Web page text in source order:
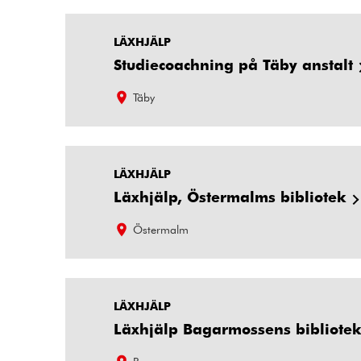
LÄXHJÄLP
Studiecoachning på Täby anstalt
Täby
LÄXHJÄLP
Läxhjälp, Östermalms bibliotek
Östermalm
LÄXHJÄLP
Läxhjälp Bagarmossens bibliotek